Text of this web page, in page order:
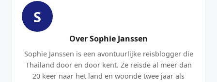
S
Over Sophie Janssen
Sophie Janssen is een avontuurlijke reisblogger die
Thailand door en door kent. Ze reisde al meer dan
20 keer naar het land en woonde twee jaar als